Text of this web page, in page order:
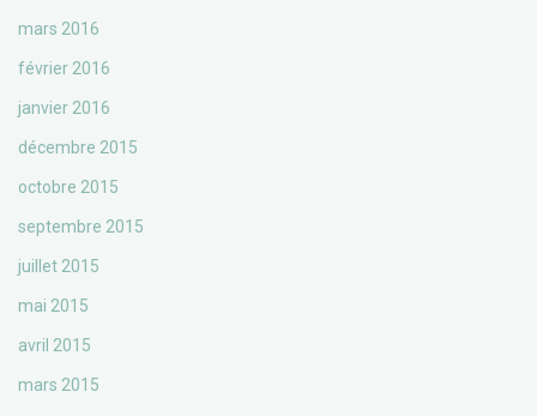
mars 2016
février 2016
janvier 2016
décembre 2015
octobre 2015
septembre 2015
juillet 2015
mai 2015
avril 2015
mars 2015